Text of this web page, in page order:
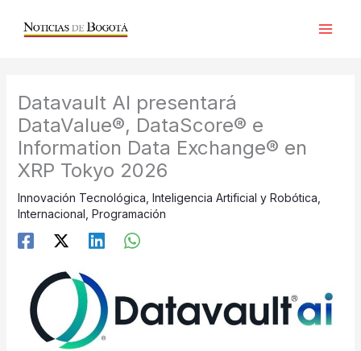
Datavault AI presentará
DataValue®, DataScore® e
Information Data Exchange® en
XRP Tokyo 2026
Innovación Tecnológica Inteligencia Artificial y Robótica
Internacional Programación